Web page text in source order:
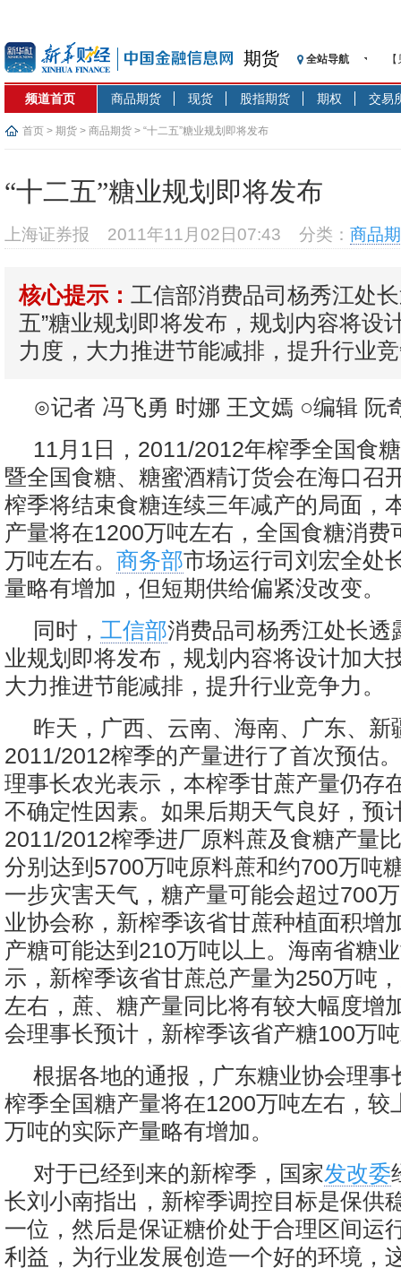
期货 全站导航
记
【
沥
济
频道首页 商品期货 现货 股指期货 期权 交易
首页 > 期货 > 商品期货 > “十二五”糖业规划即将发布
“十二五”糖业规划即将发布
上海证券报 2011年11月02日07:43 分类： 商品
核心提示： 工信部消费品司杨秀江处
五”糖业规划即将发布，规划内容将设
力度，大力推进节能减排，提升行业
⊙记者 冯飞勇 时娜 王文嫣 ○编辑 阮
11月1日，2011/2012年榨季全国食
暨全国食糖、糖蜜酒精订货会在海口召
榨季将结束食糖连续三年减产的局面，
产量将在1200万吨左右，全国食糖消费
万吨左右。 商务部市场运行司刘宏全处
量略有增加，但短期供给偏紧没改变。
同时， 工信部消费品司杨秀江处长透
业规划即将发布，规划内容将设计加大
大力推进节能减排，提升行业竞争力。
昨天，广西、云南、海南、广东、新
2011/2012榨季的产量进行了首次预估
理事长农光表示，本榨季甘蔗产量仍存
不确定性因素。如果后期天气良好，预
2011/2012榨季进厂原料蔗及食糖产量
分别达到5700万吨原料蔗和约700万吨
一步灾害天气，糖产量可能会超过700
业协会称，新榨季该省甘蔗种植面积增
产糖可能达到210万吨以上。海南省糖
示，新榨季该省甘蔗总产量为250万吨
左右，蔗、糖产量同比将有较大幅度增
会理事长预计，新榨季该省产糖100万
根据各地的通报，广东糖业协会理事
榨季全国糖产量将在1200万吨左右，较
万吨的实际产量略有增加。
对于已经到来的新榨季，国家发改委
长刘小南指出，新榨季调控目标是保供
一位，然后是保证糖价处于合理区间运
利益，为行业发展创造一个好的环境，